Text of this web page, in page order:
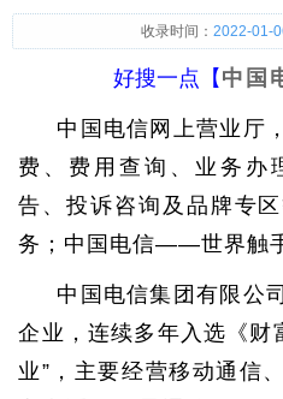
收录时间： 2022-01-
好搜一点【 中国
中国电信网上营业厅
费、费用查询、业务办
告、投诉咨询及品牌专
务；中国电信——世界触
中国电信集团有限公
企业，连续多年入选《财
业”，主要经营移动通信